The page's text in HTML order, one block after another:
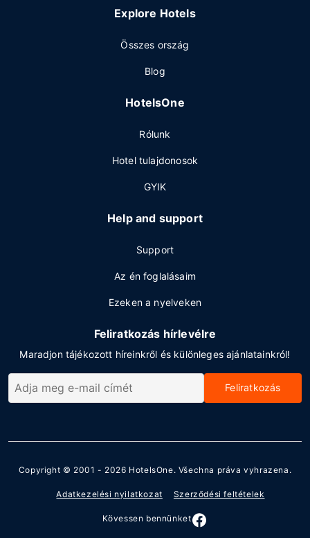
Explore Hotels
Összes ország
Blog
HotelsOne
Rólunk
Hotel tulajdonosok
GYIK
Help and support
Support
Az én foglalásaim
Ezeken a nyelveken
Feliratkozás hírlevélre
Maradjon tájékozott híreinkről és különleges ajánlatainkról!
Feliratkozás
Copyright © 2001 - 2026 HotelsOne. Všechna práva vyhrazena.
Adatkezelési nyilatkozat Szerződési feltételek
Kövessen bennünket